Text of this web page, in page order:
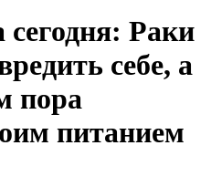
сегодня: Раки
себе, а
пора
питанием